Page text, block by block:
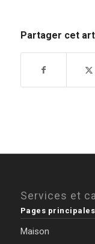
Partager cet
Services et
Pages principales
Maison